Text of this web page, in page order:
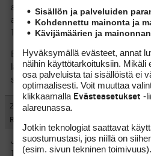
angle of attack at impact. So, with a
and an angle of attack of +5
15.5 degrees.”
Eikös tolla samalla logiikalla voi
lapa on 7.5 astetta ja pallon
silloin olen lyönyt palloa 7 astetta
29.1.2024 20:21:10
RKiviharju
Just katoin noita omia arvoja niin
1.8 ja nuppi ollut 9 asteinen. Niin ei
Sisällön ja palveluiden
Kohdennettu mainonta ja
Kävijämäärien ja
Hyväksymällä evästeet, annat
näihin käyttötarkoituksiin. Mikäli
osa palveluista tai sisällöistä ei
optimaalisesti. Voit muuttaa
klikkaamalla Evästeasetukset -
alareunassa.
Jotkin teknologiat saattavat
suostumustasi, jos niillä on
(esim. sivun tekninen